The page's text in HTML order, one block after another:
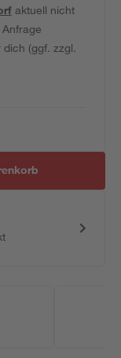
aktuell nicht
(ggf. zzgl.